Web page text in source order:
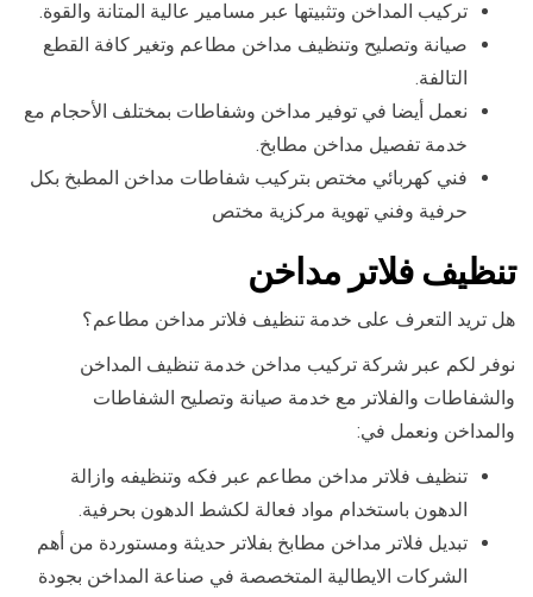
تركيب المداخن وتثبيتها عبر مسامير عالية المتانة والقوة.
صيانة وتصليح وتنظيف مداخن مطاعم وتغير كافة القطع
التالفة.
نعمل أيضا في توفير مداخن وشفاطات بمختلف الأحجام مع
خدمة تفصيل مداخن مطابخ.
فني كهربائي مختص بتركيب شفاطات مداخن المطبخ بكل
حرفية وفني تهوية مركزية مختص
تنظيف فلاتر مداخن
هل تريد التعرف على خدمة تنظيف فلاتر مداخن مطاعم؟
نوفر لكم عبر شركة تركيب مداخن خدمة تنظيف المداخن
والشفاطات والفلاتر مع خدمة صيانة وتصليح الشفاطات
والمداخن ونعمل في:
تنظيف فلاتر مداخن مطاعم عبر فكه وتنظيفه وازالة
الدهون باستخدام مواد فعالة لكشط الدهون بحرفية.
تبديل فلاتر مداخن مطابخ بفلاتر حديثة ومستوردة من أهم
الشركات الايطالية المتخصصة في صناعة المداخن بجودة